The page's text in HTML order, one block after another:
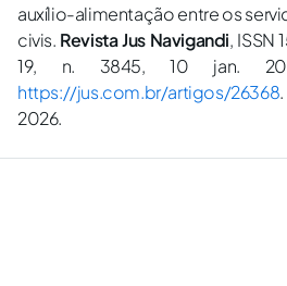
auxílio-alimentação entre os
civis. Revista Jus Navigandi, ISSN
19, n. 3845, 10 jan.
https://jus.com.br/artigos/26368
2026.